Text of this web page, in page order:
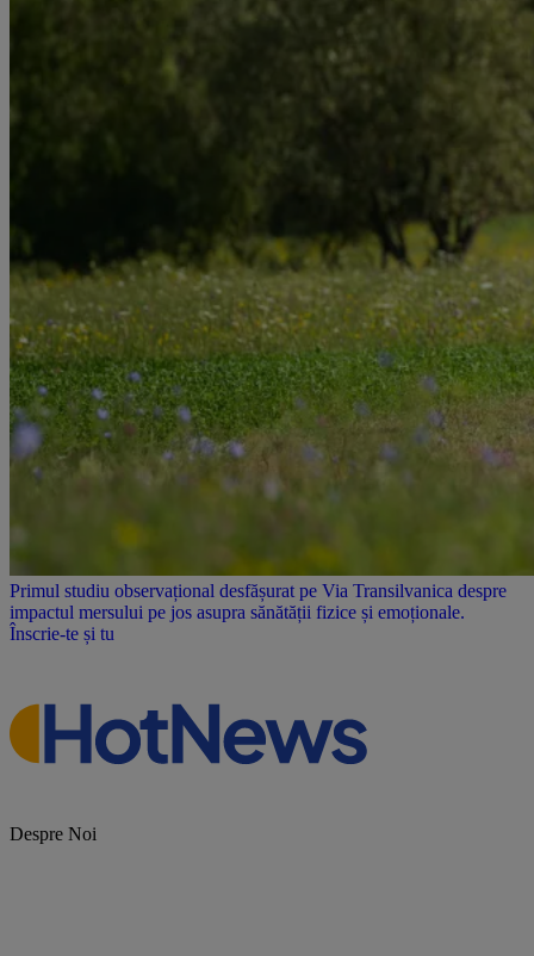
Primul studiu observațional desfășurat pe Via Transilvanica despre
impactul mersului pe jos asupra sănătății fizice și emoționale.
Înscrie-te și tu
Despre Noi